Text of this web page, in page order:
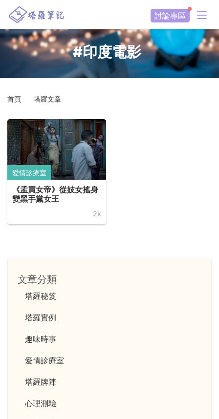
討論專區
#印度電影
首頁 塔羅文章
愛情診療室
《孟買女帝》從妓女搖身
變黑手黨女王
2k
文章分類
塔羅秘笈
塔羅實例
趣味時事
愛情診療室
塔羅牌陣
心理測驗